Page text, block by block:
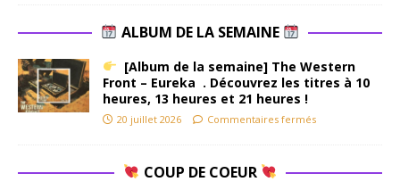
ALBUM DE LA SEMAINE
[Album de la semaine] The Western
Front – Eureka . Découvrez les titres à 10
heures, 13 heures et 21 heures !
20 juillet 2026 Commentaires fermés
COUP DE COEUR